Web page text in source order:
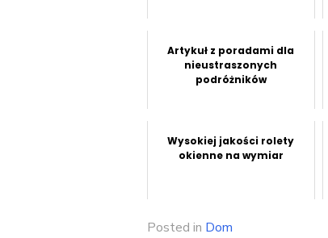
Artykuł z poradami dla
nieustraszonych
podróżników
Wysokiej jakości rolety
okienne na wymiar
Posted in Dom